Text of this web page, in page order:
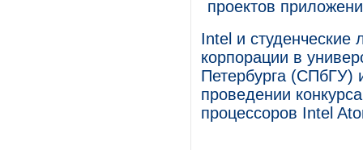
проектов
Intel и студенческие
корпорации в
Петербурга (СПбГУ)
проведении
процессоров Intel